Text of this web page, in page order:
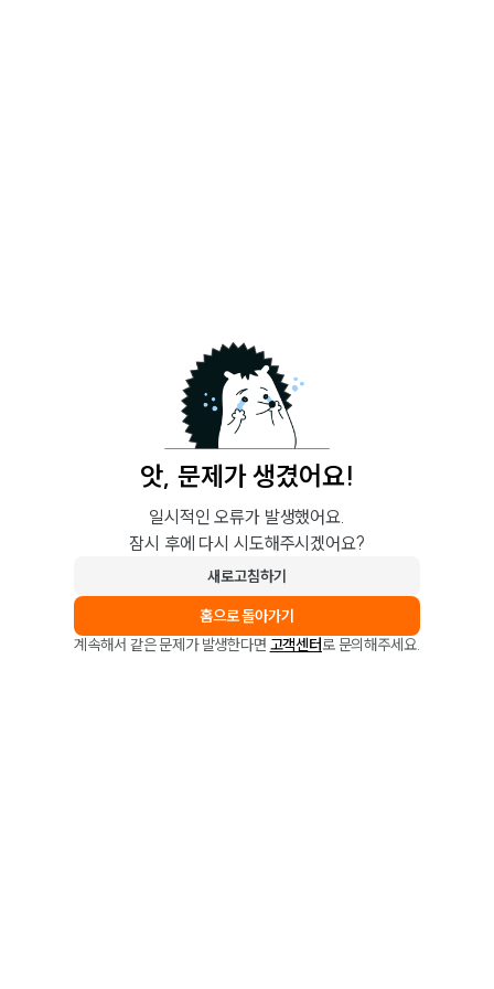
앗, 문제가 생겼어요!
일시적인 오류가 발생했어요.
잠시 후에 다시 시도해주시겠어요?
새로고침하기
홈으로 돌아가기
계속해서 같은 문제가 발생한다면 고객센터로 문의해주세요.